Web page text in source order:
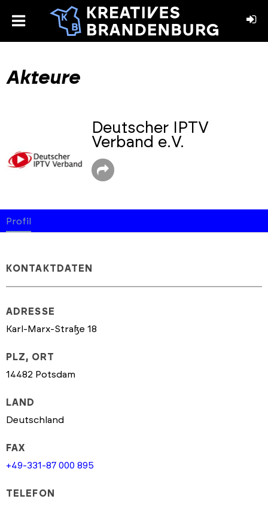
toggle
Akteure
Deutscher IPTV
Verband e.V.
Profil
KONTAKTDATEN
ADRESSE
Karl-Marx-Straße 18
PLZ, ORT
14482 Potsdam
LAND
Deutschland
FAX
+49-331-87 000 895
TELEFON